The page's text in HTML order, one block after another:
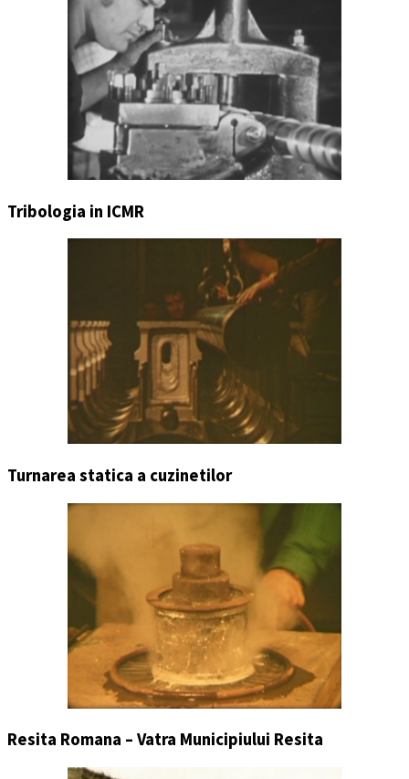
Tribologia in ICMR
Turnarea statica a cuzinetilor
Resita Romana – Vatra Municipiului Resita